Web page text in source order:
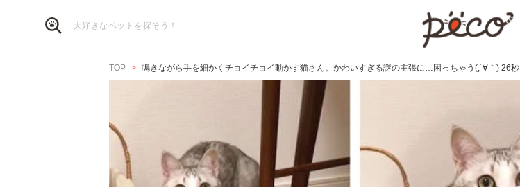
TOP 鳴きながら手を細かくチョイチョイ動かす猫さん。かわいすぎる謎の主張に…困っちゃう(;´∀｀) 26秒